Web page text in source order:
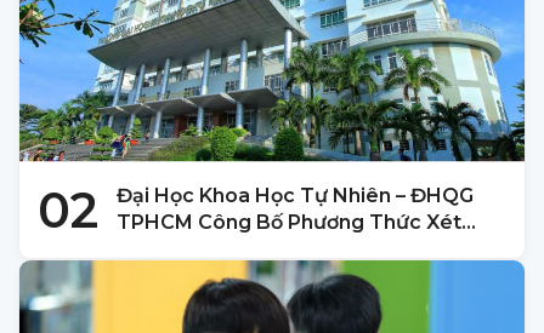
02
Đại Học Khoa Học Tự Nhiên – ĐHQG
TPHCM Công Bố Phương Thức Xét